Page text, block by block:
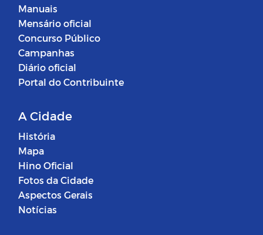
Manuais
Mensário oficial
Concurso Público
Campanhas
Diário oficial
Portal do Contribuinte
A Cidade
História
Mapa
Hino Oficial
Fotos da Cidade
Aspectos Gerais
Notícias